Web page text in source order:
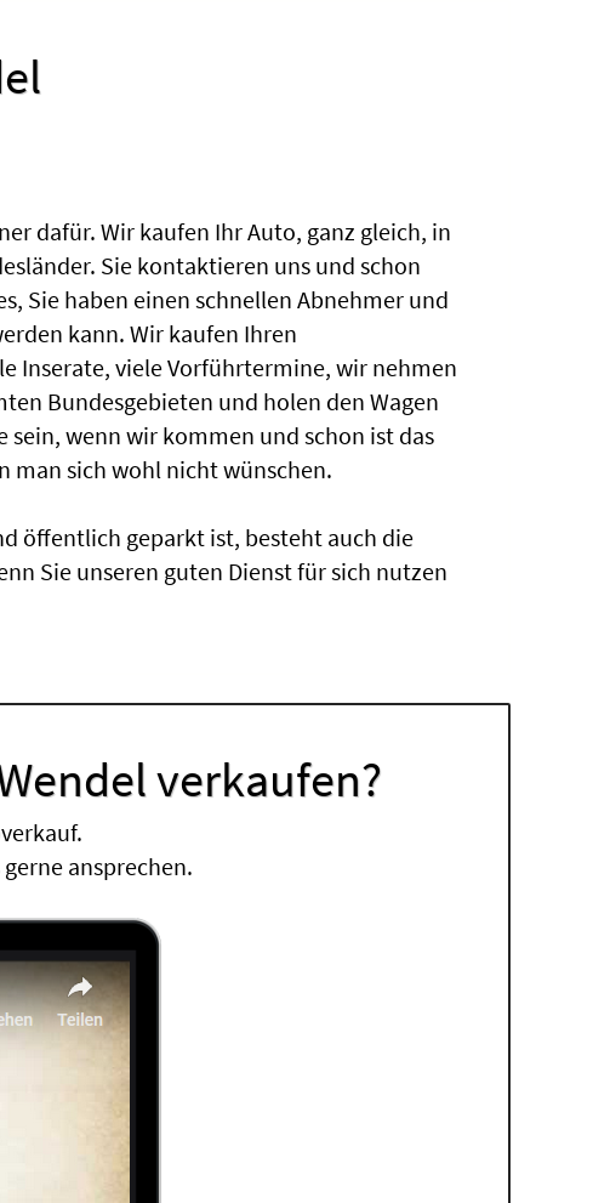
dafür. Wir kaufen Ihr Auto, ganz gleich, in
Sie kontaktieren uns und schon
Sie haben einen schnellen Abnehmer und
kann. Wir kaufen Ihren
Inserate, viele Vorführtermine, wir nehmen
Bundesgebieten und holen den Wagen
sein, wenn wir kommen und schon ist das
man sich wohl nicht wünschen.
öffentlich geparkt ist, besteht auch die
Sie unseren guten Dienst für sich nutzen
verkaufen?
ansprechen.